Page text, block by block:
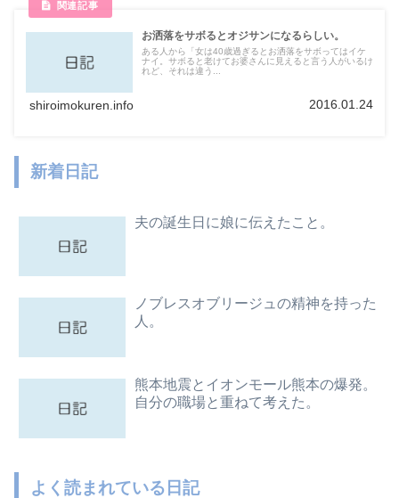
お洒落をサボるとオジサンになるらしい。
ある人から「女は40歳過ぎるとお洒落をサボってはイケ
ナイ。サボると老けてお婆さんに見えると言う人がいるけ
れど、それは違う...
shiroimokuren.info 2016.01.24
新着日記
夫の誕生日に娘に伝えたこと。
ノブレスオブリージュの精神を持った
人。
熊本地震とイオンモール熊本の爆発。
自分の職場と重ねて考えた。
よく読まれている日記